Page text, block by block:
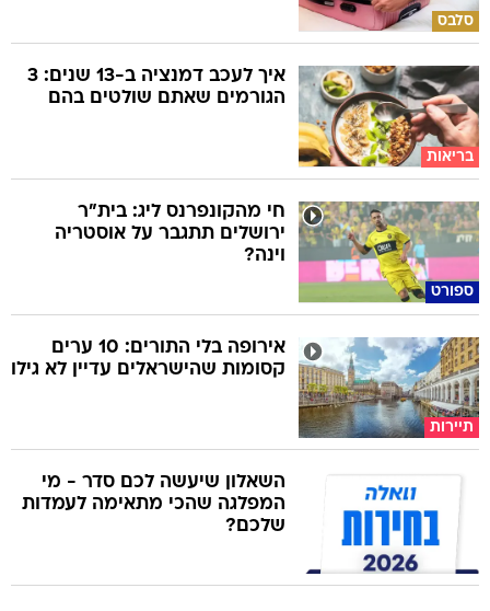
סלבס
בריאות
איך לעכב דמנציה ב-13 שנים: 3
הגורמים שאתם שולטים בהם
ספורט
חי מהקונפרנס ליג: בית"ר
ירושלים תתגבר על אוסטריה
וינה?
תיירות
אירופה בלי התורים: 10 ערים
קסומות שהישראלים עדיין לא גילו
השאלון שיעשה לכם סדר - מי
המפלגה שהכי מתאימה לעמדות
שלכם?